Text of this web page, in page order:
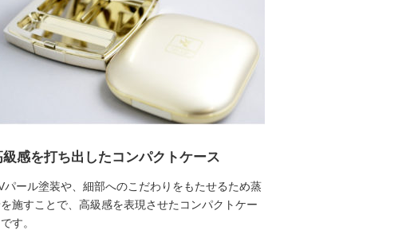
級感を打ち出したコンパクトケース
パール塗装や、細部へのこだわりをもたせるため蒸
施すことで、高級感を表現させたコンパクトケー
す。